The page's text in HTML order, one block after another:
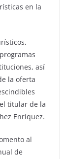
en la
así
la oferta
titular de la
Enríquez.
al
de